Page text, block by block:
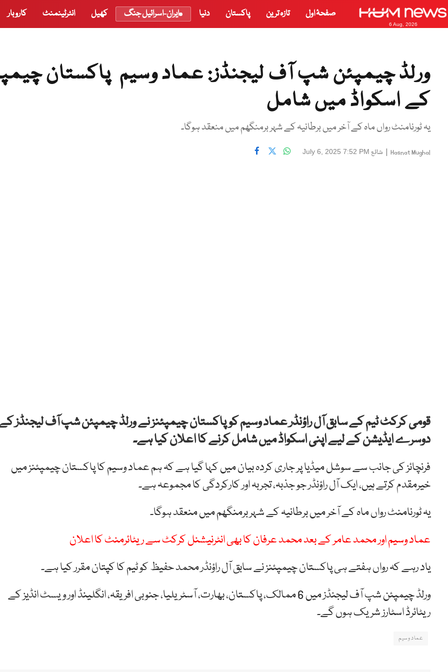
6 Aug, 2026
صفحۂ اول تازہ ترین پاکستان دنیا ایران-اسرائیل جنگ کھیل انٹرٹینمنٹ کاروبار
ورلڈ چیمپئن شپ آف لیجنڈز: عماد وسیم پاکستان
کے اسکواڈ میں شامل
یہ ٹورنامنٹ رواں ماہ کے آخر میں برطانیہ کے شہر برمنگھم میں منعقد ہوگا۔
Hasnat Mughal
| شائع July 6, 2025 7:52 PM
قومی کرکٹ ٹیم کے سابق آل راؤنڈر عماد وسیم کو پاکستان چیمپئنز نے ورلڈ چیمپئن شپ آف لیجنڈز
دوسرے ایڈیشن کے لیے اپنی اسکواڈ میں شامل کرنے کا اعلان کیا ہے۔
فرنچائز کی جانب سے سوشل میڈیا پر جاری کردہ بیان میں کہا گیا ہے کہ ہم عماد وسیم کا پاکستان چیمپئنز میں
خیرمقدم کرتے ہیں، ایک آل راؤنڈر جو جذبہ، تجربہ اور کارکردگی کا مجموعہ ہے۔
یہ ٹورنامنٹ رواں ماہ کے آخر میں برطانیہ کے شہر برمنگھم میں منعقد ہوگا۔
عماد وسیم اور محمد عامر کے بعد محمد عرفان کا بھی انٹرنیشنل کرکٹ سے ریٹائرمنٹ کا اعلان
یاد رہے کہ رواں ہفتے ہی پاکستان چیمپئنز نے سابق آل راؤنڈر محمد حفیظ کو ٹیم کا کپتان مقرر کیا ہے۔
ورلڈ چیمپئن شپ آف لیجنڈز میں 6 ممالک، پاکستان، بھارت، آسٹریلیا، جنوبی افریقہ، انگلینڈ اور ویسٹ انڈیز کے
ریٹائرڈ اسٹارز شریک ہوں گے۔
عماد وسیم